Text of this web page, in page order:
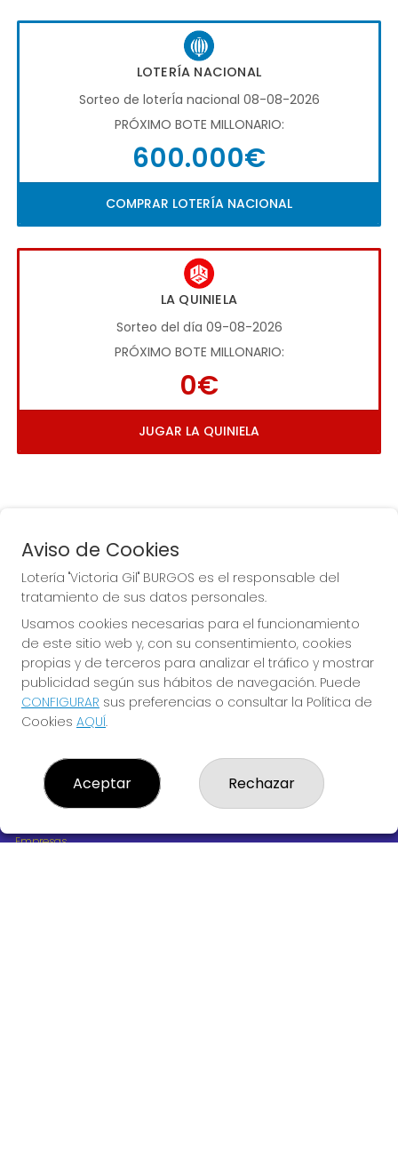
LOTERÍA NACIONAL
Sorteo de loterÍa nacional 08-08-2026
PRÓXIMO BOTE MILLONARIO:
600.000€
COMPRAR LOTERÍA NACIONAL
LA QUINIELA
Sorteo del día 09-08-2026
PRÓXIMO BOTE MILLONARIO:
0€
JUGAR LA QUINIELA
La de la Antigua de
Gamonal
¿Quiénes somos?
Comprar lotería
Resultados
Empresas
Aviso de Cookies
Lotería "Victoria Gil" BURGOS es el responsable del
tratamiento de sus datos personales.
Usamos cookies necesarias para el funcionamiento
de este sitio web y, con su consentimiento, cookies
propias y de terceros para analizar el tráfico y mostrar
publicidad según sus hábitos de navegación. Puede
CONFIGURAR sus preferencias o consultar la Política de
Cookies AQUÍ.
Aceptar Rechazar